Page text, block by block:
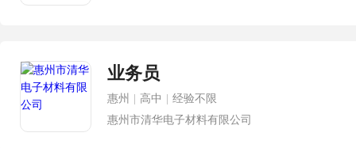
业务员
惠州 高中
经验不限
惠州市清华电子材料有限公司